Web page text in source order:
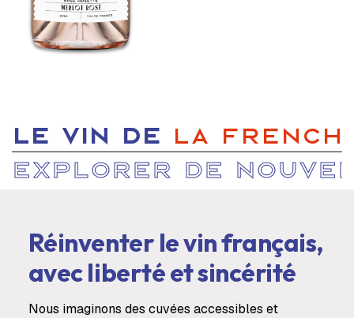
LE VIN DE
LA FRENCH
EXPLORER DE
Réinventer le vin français,
avec liberté et sincérité
Nous imaginons des cuvées accessibles et